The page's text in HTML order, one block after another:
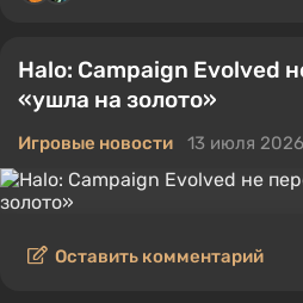
Halo: Campaign Evolved
«ушла на золото»
Игровые новости 13 июля 2026
Оставить комментарий